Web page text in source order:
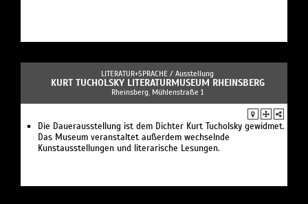
LITERATUR+SPRACHE / Ausstellung
KURT TUCHOLSKY LITERATURMUSEUM RHEINSBERG
Rheinsberg, Mühlenstraße 1
Die Dauerausstellung ist dem Dichter Kurt Tucholsky gewidmet.
Das Museum veranstaltet außerdem wechselnde
Kunstausstellungen und literarische Lesungen.